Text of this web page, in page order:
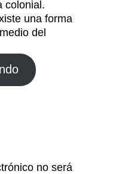
colonial.
una forma
del
no será